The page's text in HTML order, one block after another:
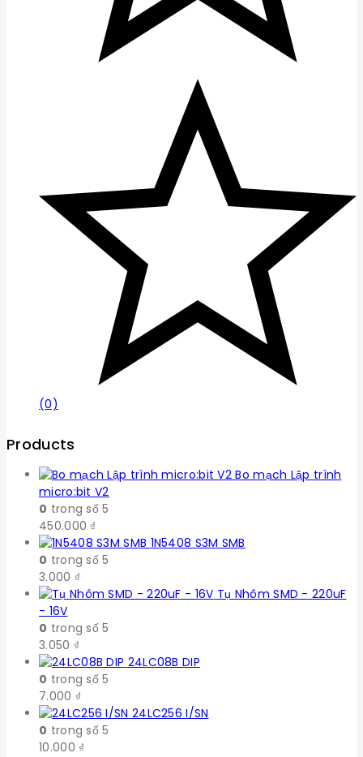
(0)
Products
Bo mạch Lập trình
micro:bit V2
0 trong số 5
450.000 ₫
1N5408 S3M SMB
0 trong số 5
3.000 ₫
Tụ Nhôm SMD - 220uF
- 16V
0 trong số 5
3.050 ₫
24LC08B DIP
0 trong số 5
7.000 ₫
24LC256 I/SN
0 trong số 5
10.000 ₫